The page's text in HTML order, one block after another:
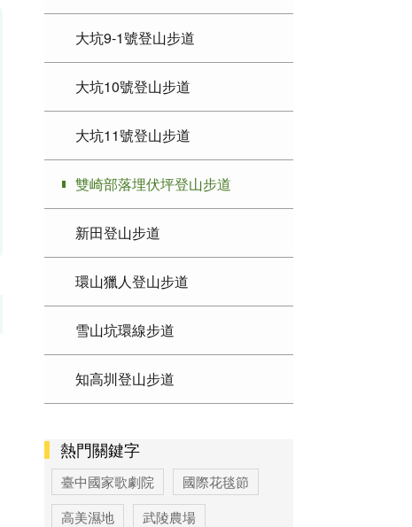
大坑9-1號登山步道
大坑10號登山步道
大坑11號登山步道
雙崎部落埋伏坪登山步道
新田登山步道
環山獵人登山步道
雪山坑環線步道
知高圳登山步道
熱門關鍵字
臺中國家歌劇院
國際花毯節
高美濕地
武陵農場